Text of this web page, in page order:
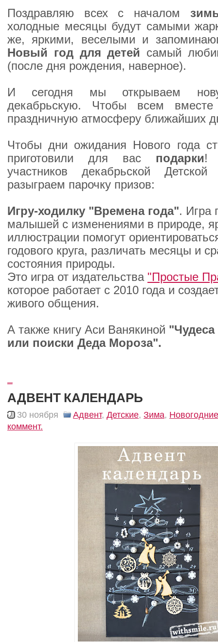
Поздравляю всех с началом
холодные месяцы будут самыми
же, яркими, веселыми и
Новый год для детей самый
(после дня рождения, наверное).
И сегодня мы открываем
декабрьскую. Чтобы всем вместе
праздничную атмосферу ближайших
Чтобы дни ожидания Нового года
приготовили для вас подарки!
участников декабрьской
разыграем парочку призов:
Игру-ходилку "Времена года". Игра
малышей с изменениями в природе,
иллюстрации помогут
годового круга, различать месяцы и
состояния природы.
Это игра от издательства "Простые
которое работает с 2010 года и
живого общения.
А также книгу Аси Ванякиной
или поиски Деда Мороза".
АДВЕНТ КАЛЕНДАРЬ
30 ноября Адвент, Детские, Зима, Новогодние
коммент.